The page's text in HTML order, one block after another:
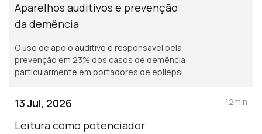
Aparelhos auditivos e prevenção
da demência
O uso de apoio auditivo é responsável pela
prevenção em 23% dos casos de demência
particularmente em portadores de epilepsia
13 Jul, 2026
Leitura como potenciador
12min